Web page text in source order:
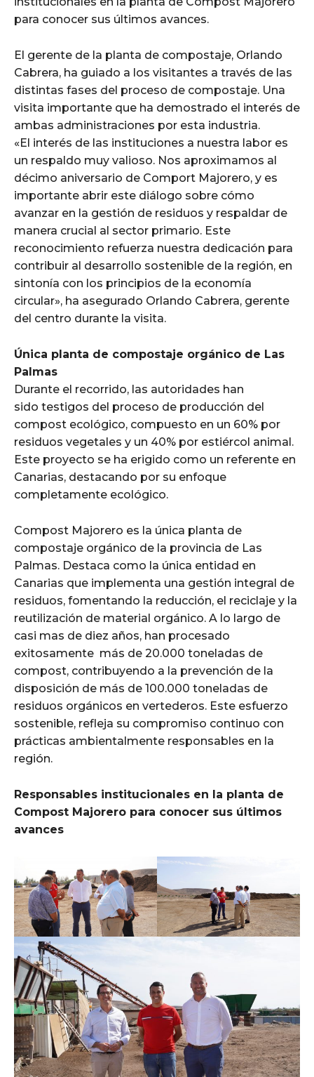
para conocer sus últimos avances.
El gerente de la planta de compostaje, Orlando
Cabrera, ha guiado a los visitantes a través de las
distintas fases del proceso de compostaje. Una
visita importante que ha demostrado el interés de
ambas administraciones por esta industria.
«El interés de las instituciones a nuestra labor es
un respaldo muy valioso. Nos aproximamos al
décimo aniversario de Comport Majorero, y es
importante abrir este diálogo sobre cómo
avanzar en la gestión de residuos y respaldar de
manera crucial al sector primario. Este
reconocimiento refuerza nuestra dedicación para
contribuir al desarrollo sostenible de la región, en
sintonía con los principios de la economía
circular», ha asegurado Orlando Cabrera, gerente
del centro durante la visita.
Única planta de compostaje orgánico de Las
Palmas
Durante el recorrido, las autoridades han
sido testigos del proceso de producción del
compost ecológico, compuesto en un 60% por
residuos vegetales y un 40% por estiércol animal.
Este proyecto se ha erigido como un referente en
Canarias, destacando por su enfoque
completamente ecológico.
Compost Majorero es la única planta de
compostaje orgánico de la provincia de Las
Palmas. Destaca como la única entidad en
Canarias que implementa una gestión integral de
residuos, fomentando la reducción, el reciclaje y la
reutilización de material orgánico. A lo largo de
casi mas de diez años, han procesado
exitosamente más de 20.000 toneladas de
compost, contribuyendo a la prevención de la
disposición de más de 100.000 toneladas de
residuos orgánicos en vertederos. Este esfuerzo
sostenible, refleja su compromiso continuo con
prácticas ambientalmente responsables en la
región.
Responsables institucionales en la planta de
Compost Majorero para conocer sus últimos
avances